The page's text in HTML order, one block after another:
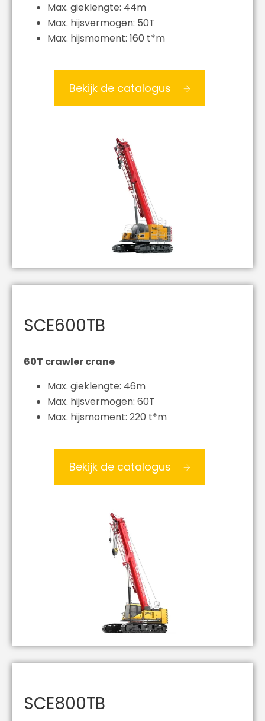
Max. gieklengte: 44m
Max. hijsvermogen: 50T
Max. hijsmoment: 160 t*m
Bekijk de catalogus
SCE600TB
60T crawler crane
Max. gieklengte: 46m
Max. hijsvermogen: 60T
Max. hijsmoment: 220 t*m
Bekijk de catalogus
SCE800TB